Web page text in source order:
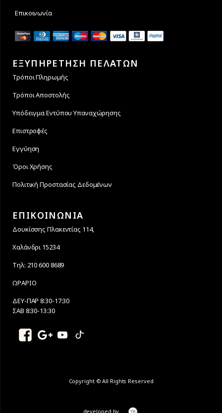
Επικοινωνία
ΕΞΥΠΗΡΕΤΗΣΗ ΠΕΛΑΤΩΝ
Τρόποι Πληρωμής
Τρόποι Αποστολής
Υπόδειγμα Εντύπου Υπαναχώρησης
Επιστροφές
Εγγύηση
Όροι Χρήσης
Πολιτική Προστασίας Δεδομένων
ΕΠΙΚΟΙΝΩΝΙΑ
Δουκίσσης Πλακεντίας 114,
Χαλάνδρι 15234
Τηλ: 210 600 8689
ΩΡΑΡΙΟ
ΔΕΥ-ΠΑΡ 8:30-17:30
ΣΑΒ 8:30-13:30
Copyright © All Rights Reserved
developed by